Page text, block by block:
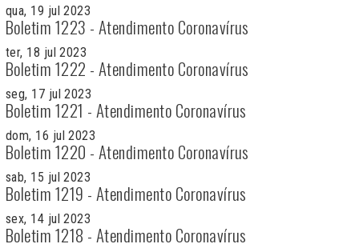
qua, 19 jul 2023
Boletim 1223 - Atendimento Coronavírus
ter, 18 jul 2023
Boletim 1222 - Atendimento Coronavírus
seg, 17 jul 2023
Boletim 1221 - Atendimento Coronavírus
dom, 16 jul 2023
Boletim 1220 - Atendimento Coronavírus
sab, 15 jul 2023
Boletim 1219 - Atendimento Coronavírus
sex, 14 jul 2023
Boletim 1218 - Atendimento Coronavírus